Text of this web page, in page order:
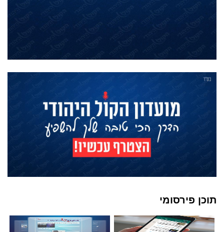
תוכן פירסומי